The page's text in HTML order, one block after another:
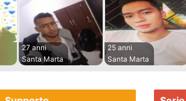
27 anni
Santa Marta
25 anni
Santa Marta